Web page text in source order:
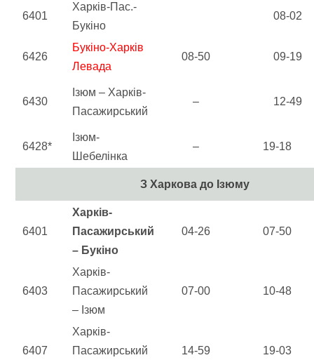
6401
Харків-Пас.-
Букіно
08-02
6426
Букіно-Харків
Левада
08-50 09-19
6430
Ізюм – Харків-
Пасажирський
– 12-49
6428*
Ізюм-
Шебелінка
– 19-18
З Харкова до Ізюму
6401
Харків-
Пасажирський
– Букіно
04-26 07-50
6403
Харків-
Пасажирський
– Ізюм
07-00 10-48
6407
Харків-
Пасажирський
14-59 19-03